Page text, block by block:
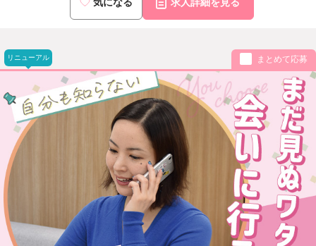
リニューアル まとめて応募